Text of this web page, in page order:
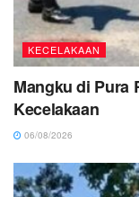
KECELAKAAN
Mangku di Pura
Kecelakaan
06/08/2026